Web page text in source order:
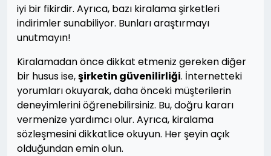
iyi bir fikirdir. Ayrıca, bazı kiralama şirketleri
indirimler sunabiliyor. Bunları araştırmayı
unutmayın!
Kiralamadan önce dikkat etmeniz gereken diğer
bir husus ise,şirketin güvenilirliği. İnternetteki
yorumları okuyarak, daha önceki müşterilerin
deneyimlerini öğrenebilirsiniz. Bu, doğru kararı
vermenize yardımcı olur. Ayrıca, kiralama
sözleşmesini dikkatlice okuyun. Her şeyin açık
olduğundan emin olun.